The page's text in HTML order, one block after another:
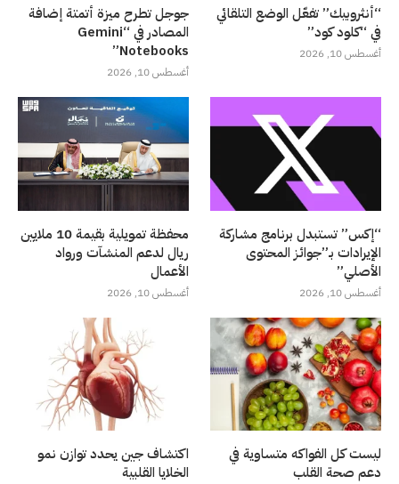
“أنثروبيك” تفعّل الوضع التلقائي
في “كلود كود”
أغسطس 10, 2026
جوجل تطرح ميزة أتمتة إضافة
المصادر في “Gemini
Notebooks”
أغسطس 10, 2026
“إكس” تستبدل برنامج مشاركة
الإيرادات بـ”جوائز المحتوى
الأصلي”
أغسطس 10, 2026
محفظة تمويلية بقيمة 10 ملايين
ريال لدعم المنشآت ورواد
الأعمال
أغسطس 10, 2026
ليست كل الفواكه متساوية في
دعم صحة القلب
اكتشاف جين يحدد توازن نمو
الخلايا القلبية